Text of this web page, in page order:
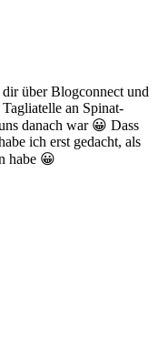
über Blogconnect und
an Spinat-
danach war 😀 Dass
ich erst gedacht, als
habe 😀